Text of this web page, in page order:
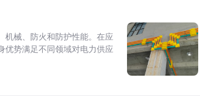
机械、防火和防护性能。在应
优势满足不同领域对电力供应